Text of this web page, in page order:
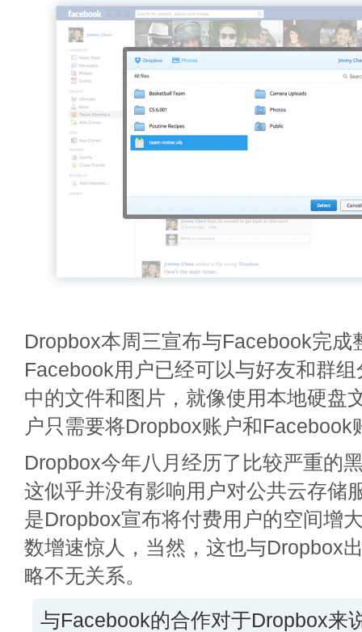
Dropbox本周三宣布与Facebook完成
Facebook用户已经可以与好友和群
中的文件和图片，就像使用本地硬盘
户只需要将Dropbox账户和Facebook
Dropbox今年八月经历了比较严重的
这似乎并没有影响用户对公共云存储
是Dropbox宣布将付费用户的空间增
数增速惊人，当然，这也与Dropbox
略不无关系。
与Facebook的合作对于Dropbox来